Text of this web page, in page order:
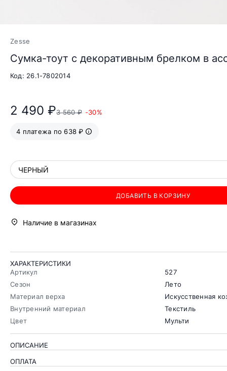
Zesse
Сумка-тоут с декоративным брелком в
Код: 26.1-7802014
2 490 ₽3 560 ₽ -30%
4 платежа по 638 ₽
ЧЕРНЫЙ
ДОБАВИТЬ В КОРЗИНУ
Наличие в магазинах
ХАРАКТЕРИСТИКИ
Артикул
527
Сезон
Лето
Материал верха
Искусственная
Внутренний материал
Текстиль
Цвет
Мульти
ОПИСАНИЕ
ОПЛАТА